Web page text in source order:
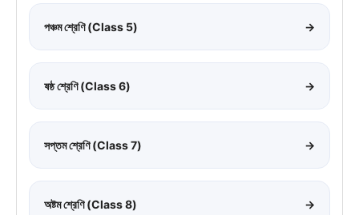
পঞ্চম শ্রেণি (Class 5) →
ষষ্ঠ শ্রেণি (Class 6) →
সপ্তম শ্রেণি (Class 7) →
অষ্টম শ্রেণি (Class 8) →